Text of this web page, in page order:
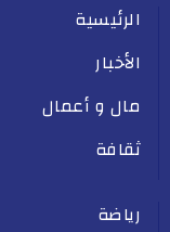
الرئيسية
الأخبار
مال و أعمال
ثقافة
رياضة